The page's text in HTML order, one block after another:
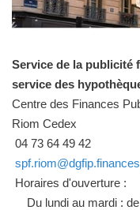
Service de la publicité
service des
Centre des Finances
Riom Cedex
04 73 64 49 42
Horaires d'ouverture :
Du lundi au mardi :